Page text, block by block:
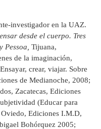
investigador en la UAZ.
desde el cuerpo. Tres
Pessoa, Tijuana,
de la imaginación,
crear, viajar. Sobre
de Medianoche, 2008;
Zacatecas, Ediciones
(Educar para
Ediciones I.M.D,
Bohórquez 2005;